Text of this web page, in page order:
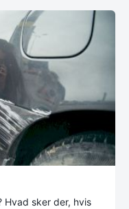
Hvad sker der, hvis